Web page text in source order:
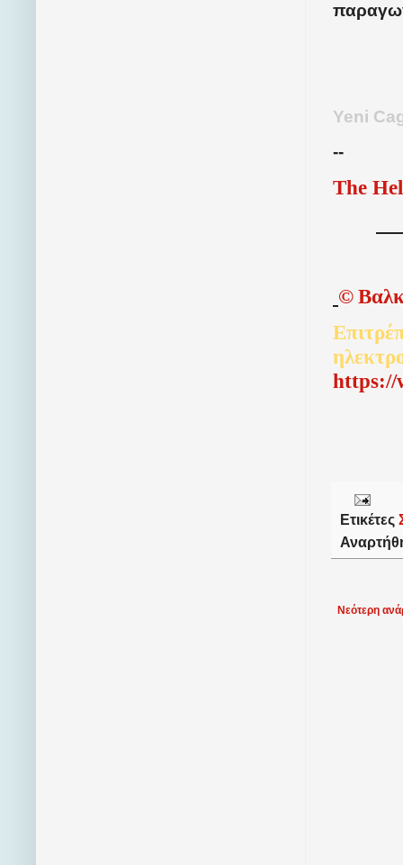
Yeni
--
The
©
https://
Ετικέτες
Νεότερη